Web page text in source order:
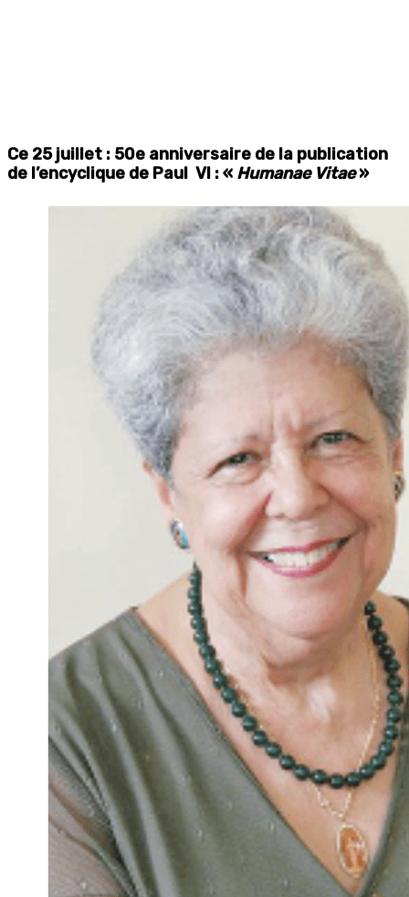
Ce 25 juillet : 50e anniversaire de la publication
de l’encyclique de Paul VI : « Humanae Vitae»